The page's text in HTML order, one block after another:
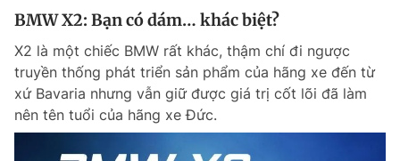
Chuyên mục
Chuyên mục khác
Chào ngày mới Tin 24h
Thông tin tài khoản
Đổi mật khẩu
Tin đã lưu
BMW X2: Bạn có dám… khác biệt?
X2 là một chiếc BMW rất khác, thậm chí đi ngược
truyền thống phát triển sản phẩm của hãng xe đến từ
xứ Bavaria nhưng vẫn giữ được giá trị cốt lõi đã làm
nên tên tuổi của hãng xe Đức.